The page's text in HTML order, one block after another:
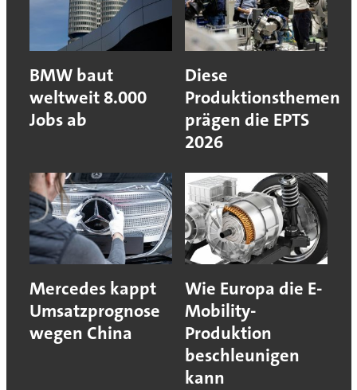
BMW baut
weltweit 8.000
Jobs ab
Diese
Produktionsthemen
prägen die EPTS
2026
Mercedes kappt
Umsatzprognose
wegen China
Wie Europa die E-
Mobility-
Produktion
beschleunigen
kann